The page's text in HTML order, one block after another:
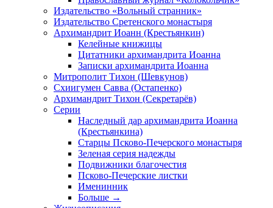
Издательство «Вольный странник»
Издательство Сретенского монастыря
Архимандрит Иоанн (Крестьянкин)
Келейные книжицы
Цитатники архимандрита Иоанна
Записки архимандрита Иоанна
Митрополит Тихон (Шевкунов)
Схиигумен Савва (Остапенко)
Архимандрит Тихон (Секретарёв)
Серии
Наследный дар архимандрита Иоанна
(Крестьянкина)
Старцы Псково-Печерского монастыря
Зеленая серия надежды
Подвижники благочестия
Псково-Печерские листки
Именинник
Больше →